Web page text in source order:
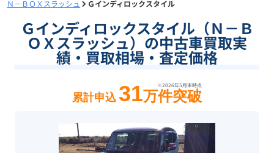
Ｎ－ＢＯＸスラッシュ
Ｇインディロックスタイル
Ｇインディロックスタイル（Ｎ－Ｂ
ＯＸスラッシュ）の中古車買取実
績・買取相場・査定価格
※2026年5月末時点
累計申込 31万件突破